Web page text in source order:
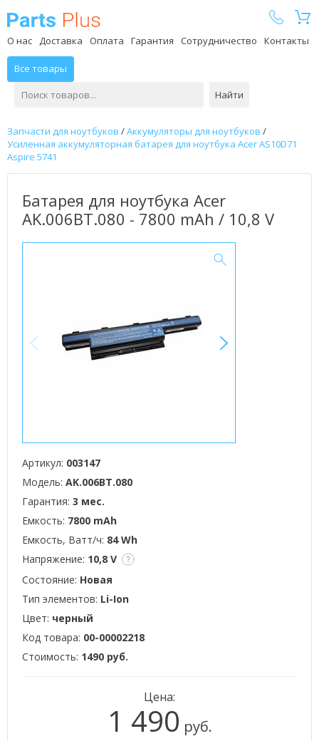
О нас Доставка Оплата Гарантия Сотрудничество Контакты
Все товары
Найти
Запчасти для ноутбуков /Аккумуляторы для ноутбуков /
Усиленная аккумуляторная батарея для ноутбука Acer AS10D71
Aspire 5741
Батарея для ноутбука Acer
AK.006BT.080 - 7800 mAh / 10,8 V
Артикул: 003147
Модель: AK.006BT.080
Гарантия: 3 мес.
Емкость: 7800 mAh
Емкость, Ватт/ч: 84 Wh
Напряжение: 10,8 V
Состояние: Новая
Тип элементов: Li-Ion
Цвет: черный
Код товара: 00-00002218
Стоимость: 1490 руб.
Цена:
1 490 руб.